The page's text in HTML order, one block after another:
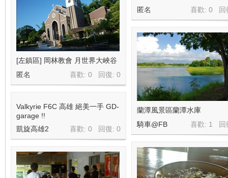
喜歡: 0 回
匿名
[左鎮區] 岡林教會 月世界大峽谷
喜歡: 0 回復: 0
匿名
蘭潭風景區蘭潭水庫
喜歡: 1 回
騎車@FB
Valkyrie F6C 高雄 絕美一手 GD-
garage !!
喜歡: 0 回復: 0
凱旋高雄2